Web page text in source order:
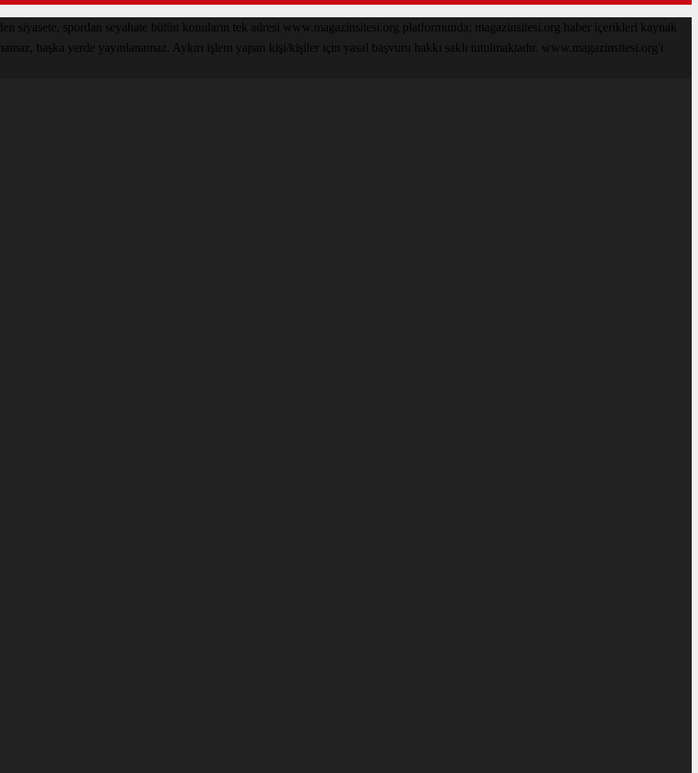
siyasete, spordan seyahate bütün konuların tek adresi www.magazinsitesi.org platformunda; magazinsitesi.org haber içerikleri kaynak
başka yerde yayınlanamaz. Aykırı işlem yapan kişi/kişiler için yasal başvuru hakkı saklı tutulmaktadır. www.magazinsitesi.org'i